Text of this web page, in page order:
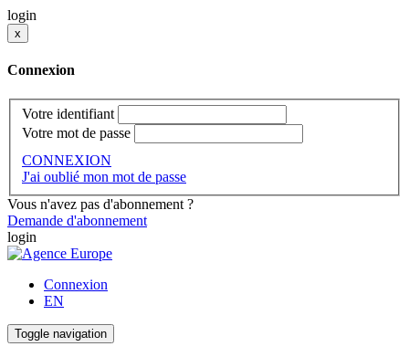
login
x
Connexion
Votre identifiant
Votre mot de passe
CONNEXION
J'ai oublié mon mot de passe
Vous n'avez pas d'abonnement ?
Demande d'abonnement
login
Connexion
EN
Toggle navigation